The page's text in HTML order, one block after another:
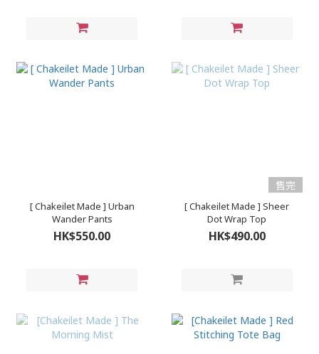
[ Chakeilet Made ] Urban
Wander Pants
HK$550.00
售完
[ Chakeilet Made ] Sheer
Dot Wrap Top
HK$490.00